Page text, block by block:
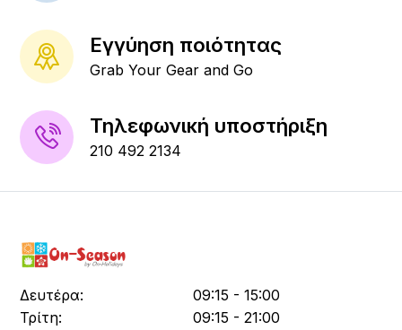
Εγγύηση ποιότητας
Grab Your Gear and Go
Τηλεφωνική υποστήριξη
210 492 2134
Δευτέρα:
09:15 - 15:00
Τρίτη:
09:15 - 21:00